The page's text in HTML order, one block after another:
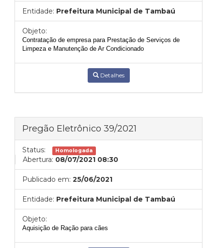
Entidade: Prefeitura Municipal de Tambaú
Objeto:
Contratação de empresa para Prestação de Serviços de
Limpeza e Manutenção de Ar Condicionado
Detalhes
Pregão Eletrônico 39/2021
Status: Homologada
Abertura: 08/07/2021 08:30
Publicado em: 25/06/2021
Entidade: Prefeitura Municipal de Tambaú
Objeto:
Aquisição de Ração para cães